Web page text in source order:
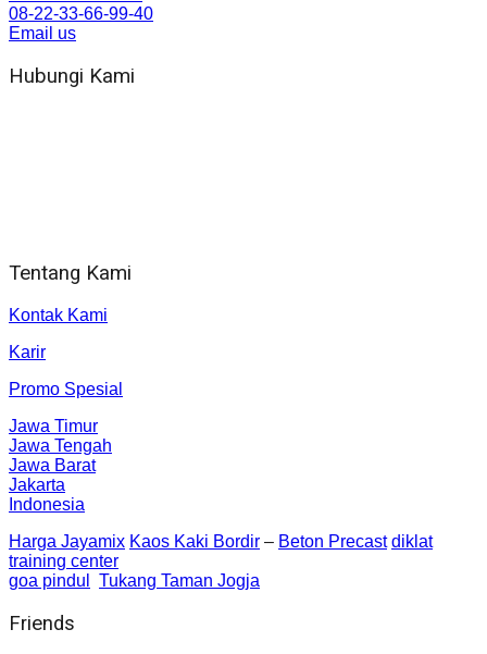
08-22-33-66-99-40
Email us
Hubungi Kami
Tentang Kami
Kontak Kami
Karir
Promo Spesial
Jawa Timur
Jawa Tengah
Jawa Barat
Jakarta
Indonesia
Harga Jayamix Kaos Kaki Bordir – Beton Precast diklat
training center
goa pindul
Tukang Taman Jogja
Friends